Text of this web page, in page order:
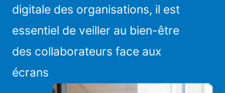
digitale des organisations, il est
essentiel de veiller au bien-être
des collaborateurs face aux
écrans